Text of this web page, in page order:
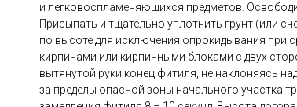
и легковоспламеняющихся предметов.
Присыпать и тщательно уплотнить грунт (или
по высоте для исключения опрокидывания при
кирпичами или кирпичными блоками с двух
вытянутой руки конец фитиля, не наклоняясь
за пределы опасной зоны начального участка